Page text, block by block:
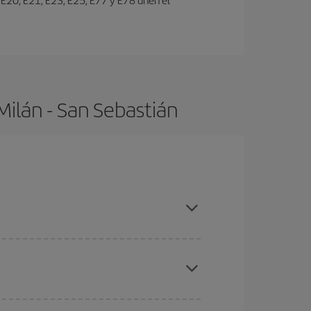
- San Sebastián